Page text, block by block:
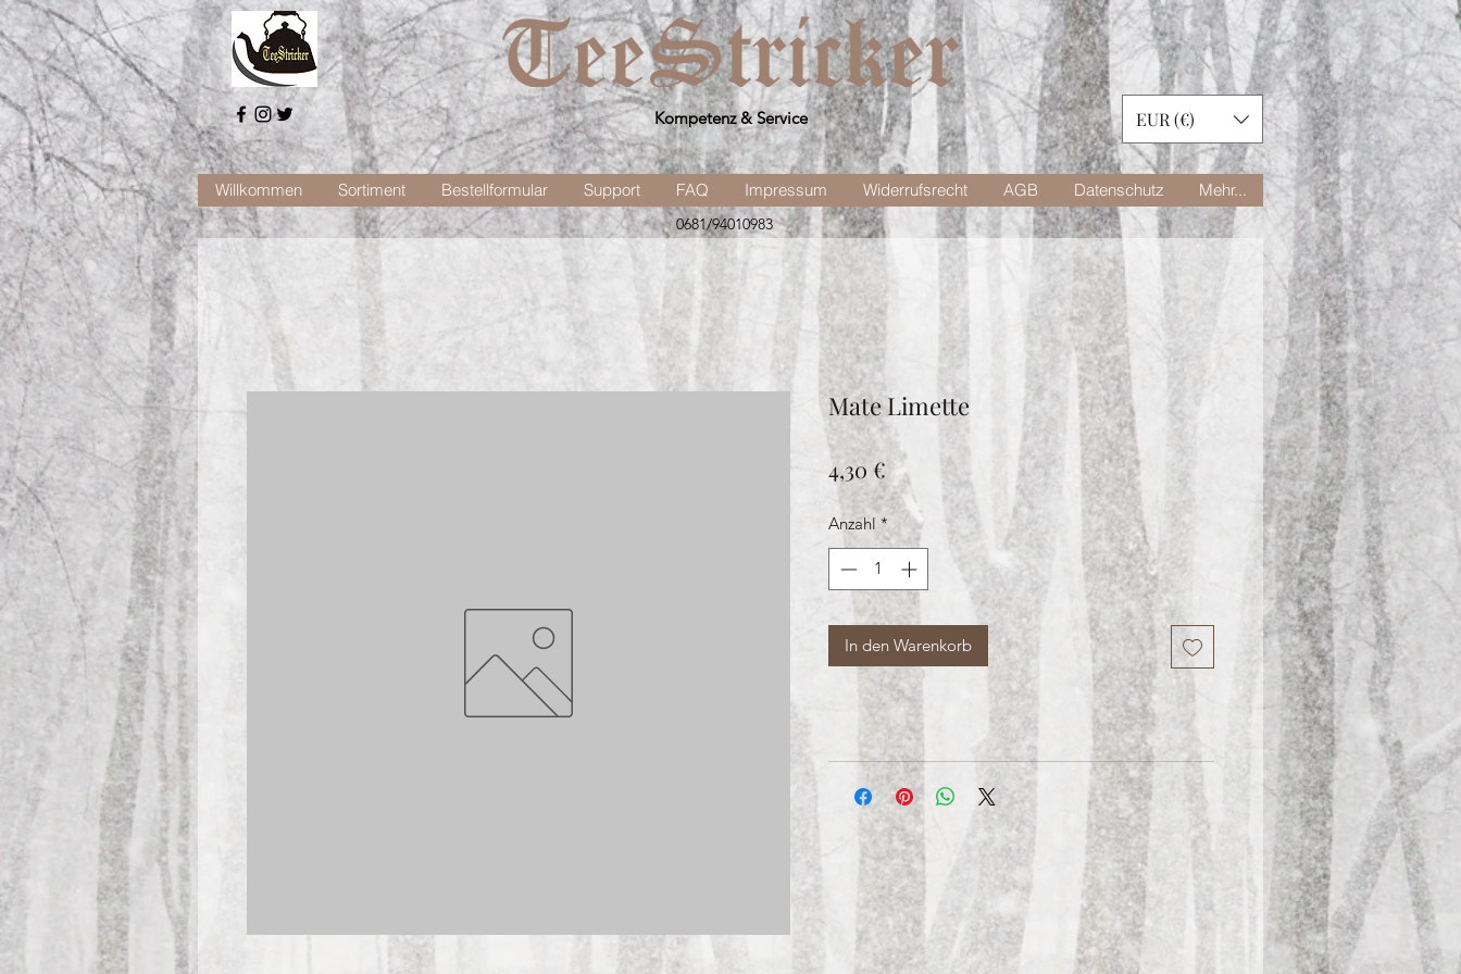
Kompetenz & Service EUR (€)
Willkommen Sortiment Bestellformular Support FAQ Impressum Widerrufsrecht AGB Datenschutz Mehr...
0681/94010983
Mate Limette
4,30 € Preis
Anzahl *
In den Warenkorb